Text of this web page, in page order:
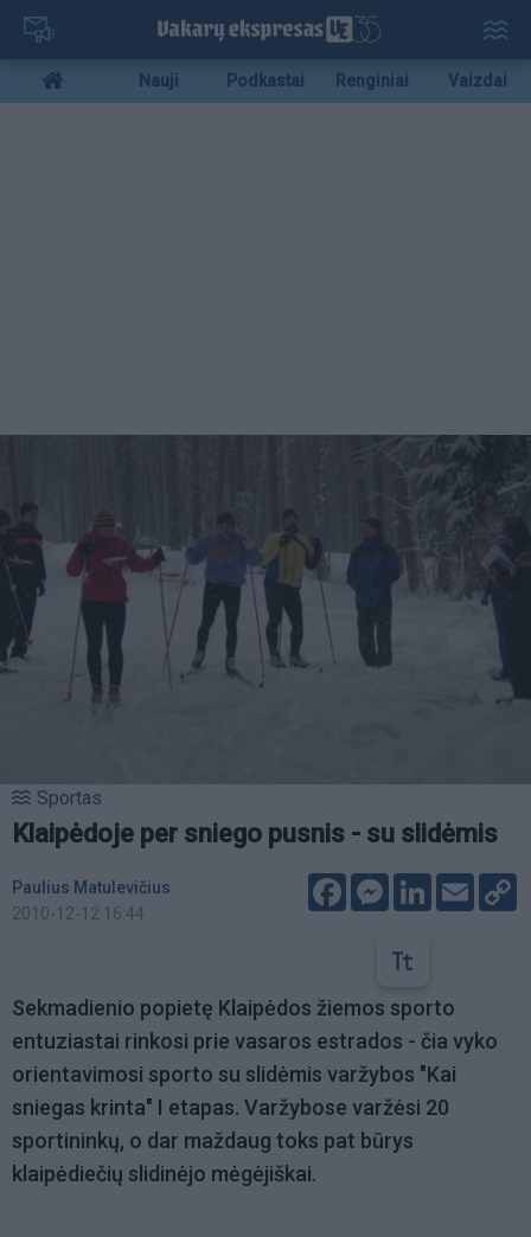
Pereiti
pagrindinį
turinį
Mobile
menu
Nauji Podkastai Renginiai Vaizdai
Sportas
Klaipėdoje per sniego pusnis - su slidėmis
Paulius Matulevičius
2010-12-12 16:44
FacebookMessenger
LinkedIn
Email
Sekmadienio popietę Klaipėdos žiemos sporto
entuziastai rinkosi prie vasaros estrados - čia vyko
orientavimosi sporto su slidėmis varžybos "Kai
sniegas krinta" I etapas. Varžybose varžėsi 20
sportininkų, o dar maždaug toks pat būrys
klaipėdiečių slidinėjo mėgėjiškai.